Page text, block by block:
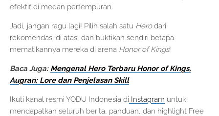
efektif di medan pertempuran.
Jadi, jangan ragu lagi! Pilih salah satu Herodari
rekomendasi di atas, dan buktikan sendiri betapa
mematikannya mereka di arena Honor of Kings!
Baca Juga: Mengenal Hero Terbaru Honor of Kings,
Augran: Lore dan Penjelasan Skill
Ikuti kanal resmi YODU Indonesia di Instagram untuk
mendapatkan seluruh berita, panduan, dan highlight Free